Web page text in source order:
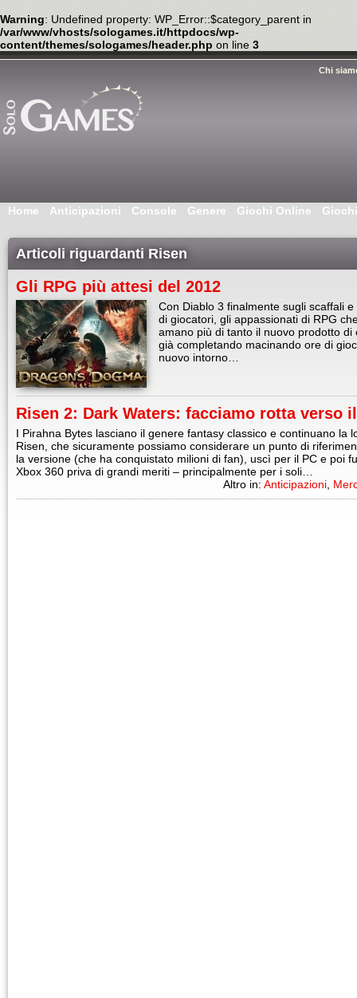
Warning: Undefined property: WP_Error::$category_parent in
/var/www/vhosts/sologames.it/httpdocs/wp-
content/themes/sologames/header.php on line 3
Chi
Home Anticipazioni Console Genere Giochi Online
Articoli riguardanti Risen
Gli RPG più attesi del 2012
Con Diablo 3 finalmente sugli scaffali
di giocatori, gli appassionati di RPG
amano più di tanto il nuovo prodotto
già completando macinando ore di
nuovo intorno…
Risen 2: Dark Waters: facciamo rotta verso
I Pirahna Bytes lasciano il genere fantasy classico e continuano la
Risen, che sicuramente possiamo considerare un punto di
la versione (che ha conquistato milioni di fan), uscì per il PC e poi
Xbox 360 priva di grandi meriti – principalmente per i soli…
Altro in: Anticipazioni